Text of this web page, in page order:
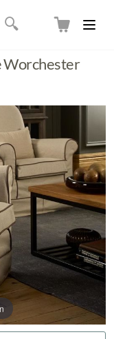
Suche
Worchester